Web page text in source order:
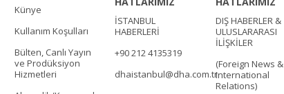
Künye
Kullanım Koşulları
Bülten, Canlı Yayın
ve Prodüksiyon
Hizmetleri
İSTANBUL
HABERLERİ
+90 212 4135319
dhaistanbul@dha.com.tr
DIŞ HABERLER &
ULUSLARARASI
İLİŞKİLER
(Foreign News &
International
Relations)